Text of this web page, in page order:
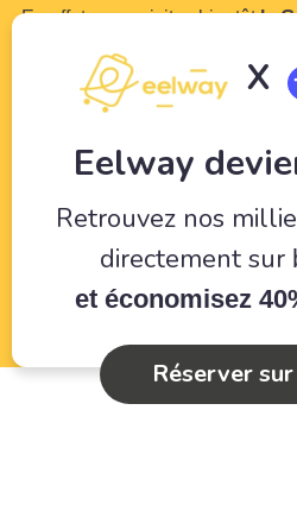
En effet, vous visitez bientôtla
pour profiter de votre séjour !
professionnels du tourismeX
Eelway
Retrouvez nos
directement sur
et économisez
Réserver